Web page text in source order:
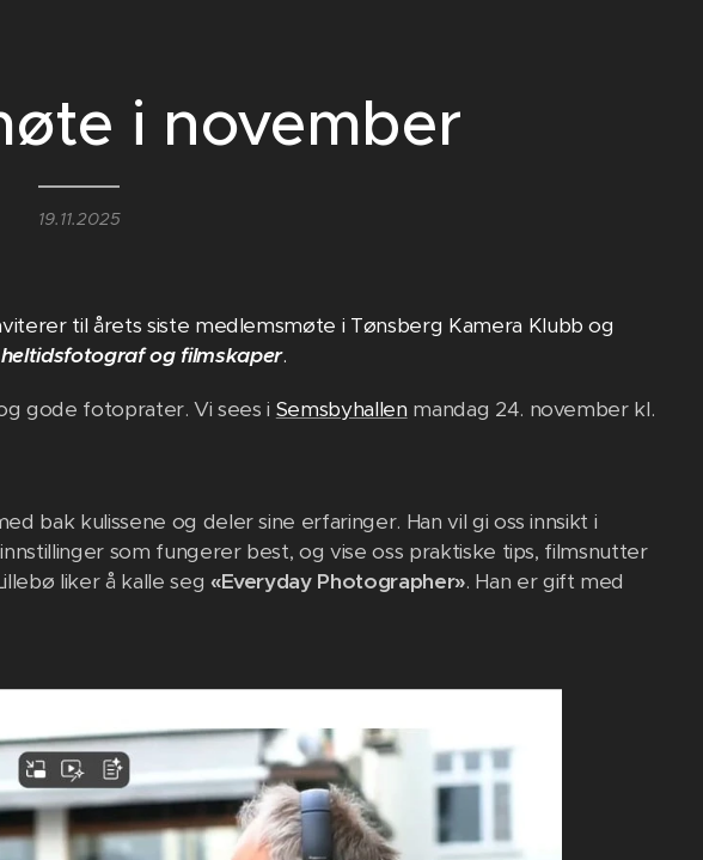
i november
19.11.2025
til årets siste medlemsmøte i Tønsberg Kamera Klubb og
og filmskaper.
gode fotoprater. Vi sees i Semsbyhallen mandag 24. november kl.
bak kulissene og deler sine erfaringer. Han vil gi oss innsikt i
som fungerer best, og vise oss praktiske tips, filmsnutter
liker å kalle seg «Everyday Photographer». Han er gift med